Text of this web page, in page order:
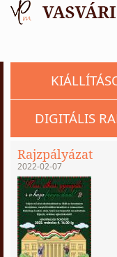
DIGITÁLIS
Rajzpályázat
2022-02-07